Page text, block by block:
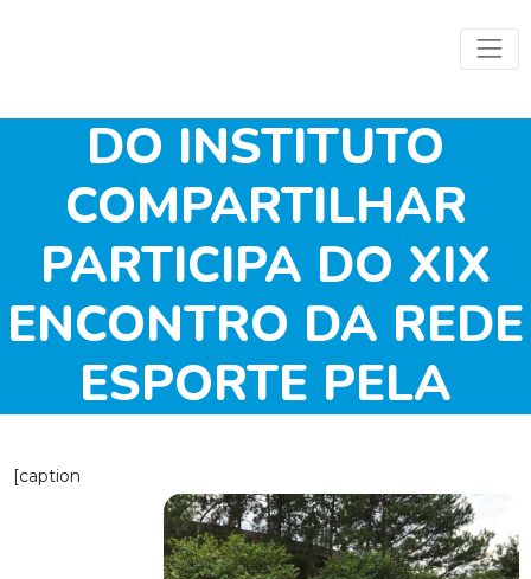
GERENTE EXECUTIVO
DO INSTITUTO
COMPARTILHAR
PARTICIPA DO XIX
ENCONTRO DA REDE
ESPORTE PELA
[caption